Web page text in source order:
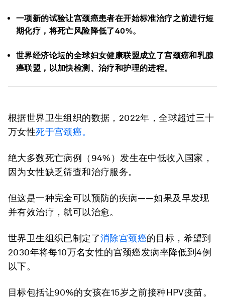
一项新的试验让宫颈癌患者在开始标准治疗之前进行短
期化疗，将死亡风险降低了40%。
世界经济论坛的全球妇女健康联盟成立了宫颈癌和乳腺
癌联盟，以加快检测、治疗和护理的进程。
根据世界卫生组织的数据，2022年，全球超过三十
万女性死于宫颈癌。
绝大多数死亡病例（94%）发生在中低收入国家，
因为女性缺乏筛查和治疗服务。
但这是一种完全可以预防的疾病——如果及早发现
并有效治疗，就可以治愈。
世界卫生组织已制定了消除宫颈癌的目标，希望到
2030年将每10万名女性的宫颈癌发病率降低到4例
以下。
目标包括让90%的女孩在15岁之前接种HPV疫苗。